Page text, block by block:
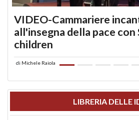
VIDEO-Cammariere
all'insegna della pace con
children
di Michele Raiola
LIBRERIA DELLE